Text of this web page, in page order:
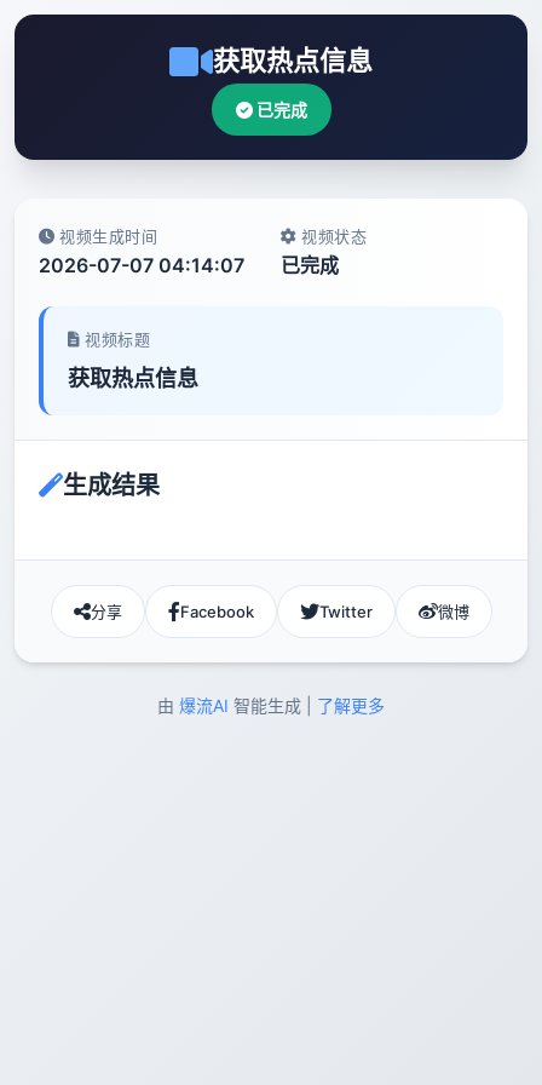
获取热点信息
已完成
视频生成时间
2026-07-07 04:14:07
视频状态
已完成
视频标题
获取热点信息
生成结果
分享 Facebook Twitter 微博
由 爆流AI 智能生成 | 了解更多